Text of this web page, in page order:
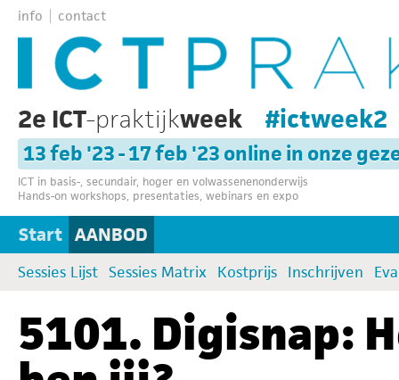
info contact
2e ICT-praktijkweek #ictweek2
13 feb '23 - 17 feb '23 online in onze
ICT in basis-, secundair, hoger en volwassenenonderwijs
Hands-on workshops, presentaties, webinars en expo
Start AANBOD
Sessies Lijst Sessies Matrix Kostprijs Inschrijven
5101. Digisnap: